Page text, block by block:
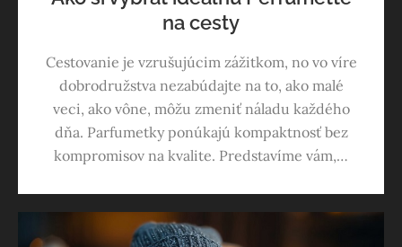
na cesty
Cestovanie je vzrušujúcim zážitkom, no vo víre
dobrodružstva nezabúdajte na to, ako malé
veci, ako vône, môžu zmeniť náladu každého
dňa. Parfumetky ponúkajú kompaktnosť bez
kompromisov na kvalite. Predstavíme vám,…